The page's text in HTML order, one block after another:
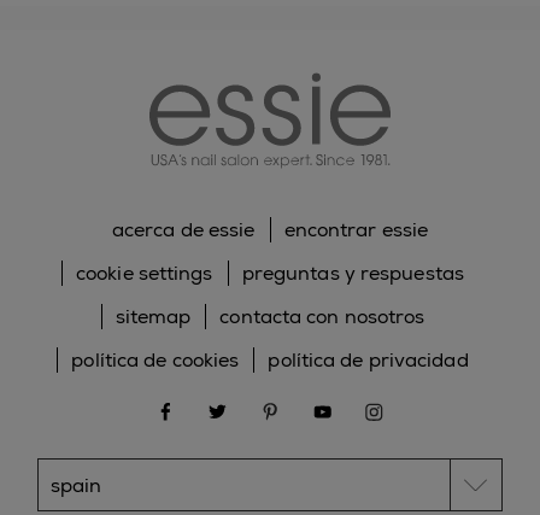
acerca de essie
encontrar essie
cookie settings
preguntas y respuestas
sitemap
contacta con nosotros
política de cookies
política de privacidad
facebooktwitter pinterestyoutubeinstagram